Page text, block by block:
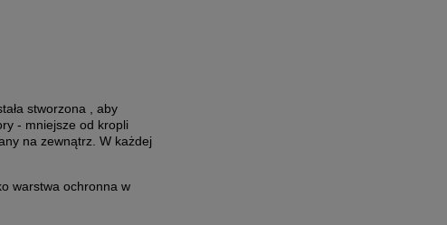
stworzona , aby
- mniejsze od kropli
na zewnątrz. W każdej
warstwa ochronna w